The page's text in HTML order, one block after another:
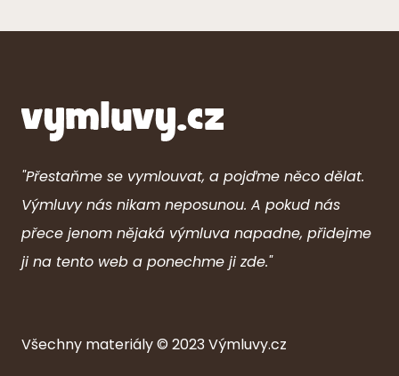
"Přestaňme se vymlouvat, a pojďme něco dělat.
Výmluvy nás nikam neposunou. A pokud nás
přece jenom nějaká výmluva napadne, přidejme
ji na tento web a ponechme ji zde."
Všechny materiály © 2023Výmluvy.cz